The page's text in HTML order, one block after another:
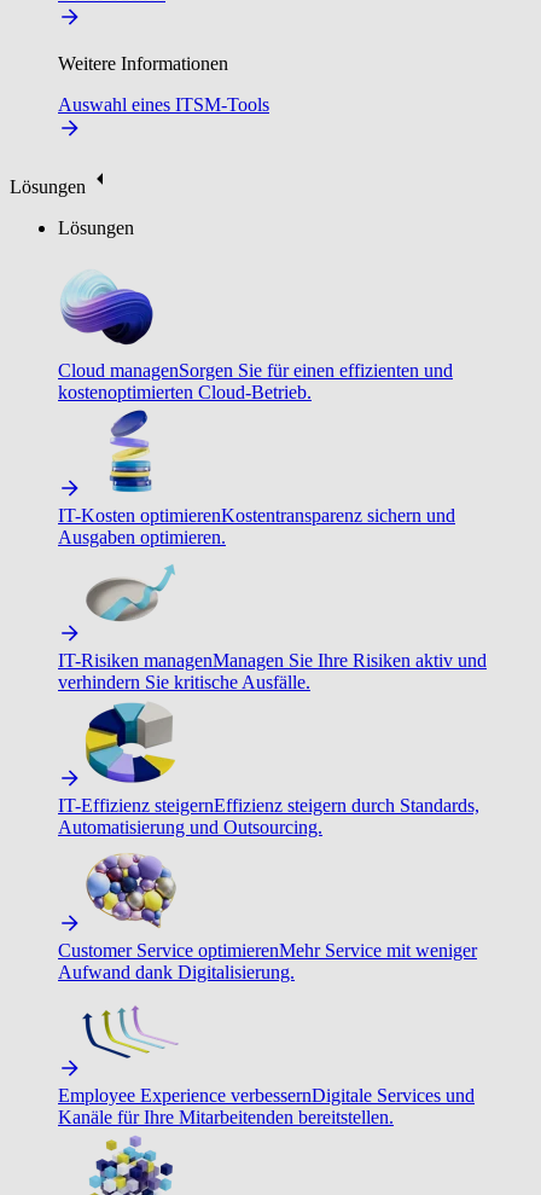
Weitere Informationen
Auswahl eines ITSM-Tools
Lösungen
Lösungen
Cloud managenSorgen Sie für einen effizienten und
kostenoptimierten Cloud-Betrieb.
IT-Kosten optimierenKostentransparenz sichern und
Ausgaben optimieren.
IT-Risiken managenManagen Sie Ihre Risiken aktiv und
verhindern Sie kritische Ausfälle.
IT-Effizienz steigernEffizienz steigern durch Standards,
Automatisierung und Outsourcing.
Customer Service optimierenMehr Service mit weniger
Aufwand dank Digitalisierung.
Employee Experience verbessernDigitale Services und
Kanäle für Ihre Mitarbeitenden bereitstellen.